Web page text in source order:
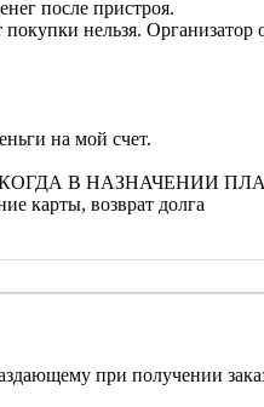
после пристроя.
нельзя. Организатор
на мой счет.
НИКОГДА В НАЗНАЧЕНИИ
карты, возврат долга
при получении